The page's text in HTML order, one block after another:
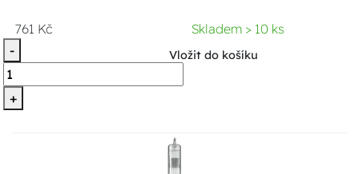
761 Kč
Skladem > 10 ks
-
+
Vložit do košíku